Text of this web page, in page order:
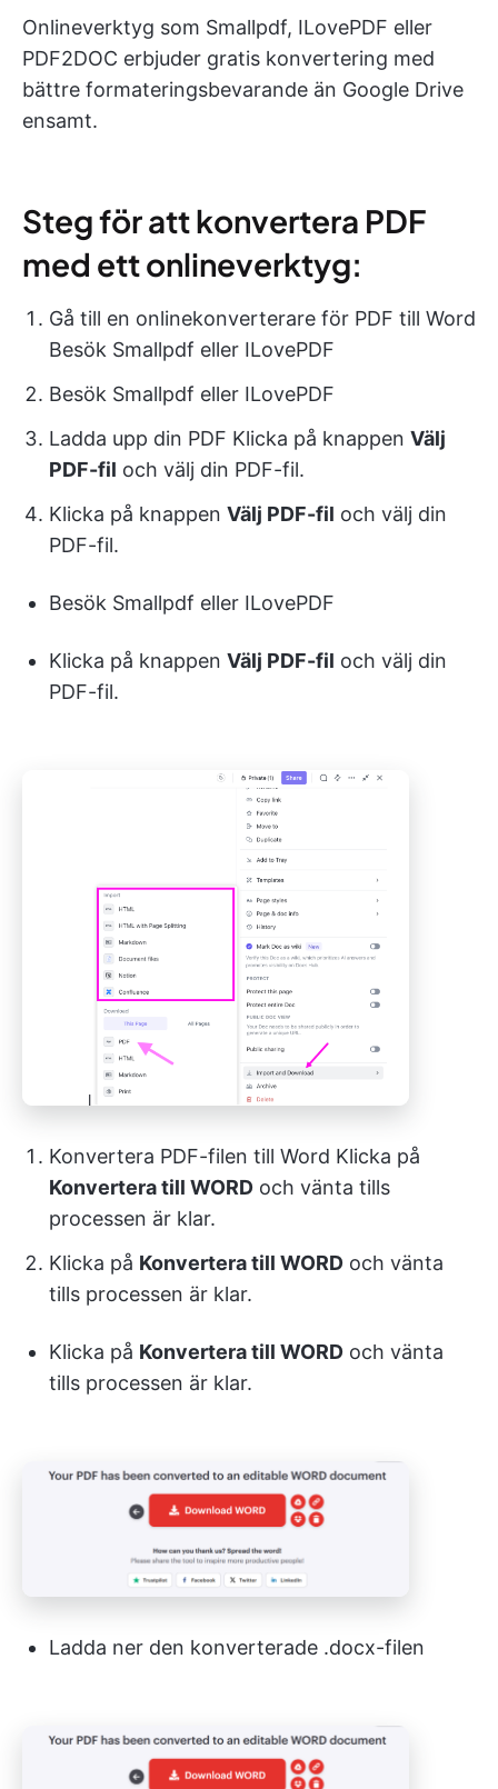
Onlineverktyg som Smallpdf, ILovePDF eller
PDF2DOC erbjuder gratis konvertering med
bättre formateringsbevarande än Google Drive
ensamt.
Steg för att konvertera PDF
med ett onlineverktyg:
Gå till en onlinekonverterare för PDF till Word
Besök Smallpdf eller ILovePDF
Besök Smallpdf eller ILovePDF
Ladda upp din PDF Klicka på knappen Välj
PDF-fil och välj din PDF-fil.
Klicka på knappen Välj PDF-fil och välj din
PDF-fil.
Besök Smallpdf eller ILovePDF
Klicka på knappen Välj PDF-fil och välj din
PDF-fil.
Konvertera PDF-filen till Word Klicka på
Konvertera till WORD och vänta tills
processen är klar.
Klicka på Konvertera till WORD och vänta
tills processen är klar.
Klicka på Konvertera till WORD och vänta
tills processen är klar.
Ladda ner den konverterade .docx-filen